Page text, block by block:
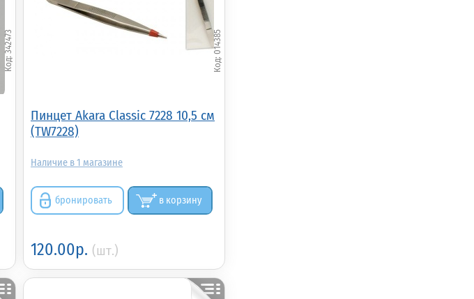
342473
Пинцет Akara Classic 7228 10,5 см
(TW7228)
014385
1
бронировать в корзину
120.00р. (шт.)